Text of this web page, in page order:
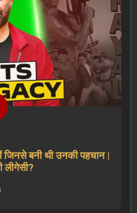
बनी थी उनकी पहचान |
लीगेसी?